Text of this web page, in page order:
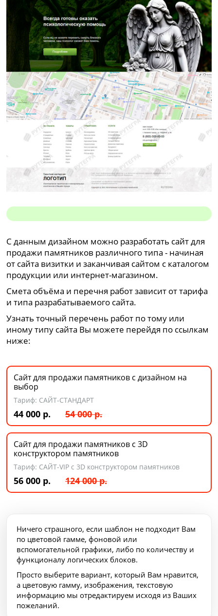
С данным дизайном можно разработать сайт для
продажи памятников различного типа - начиная
от сайта визитки и заканчивая сайтом с каталогом
продукции или интернет-магазином.
Смета объёма и перечня работ зависит от тарифа
и типа разрабатываемого сайта.
Узнать точный перечень работ по тому или
иному типу сайта Вы можете перейдя по ссылкам
ниже:
Сайт для продажи памятников с дизайном на
выбор
Тариф: САЙТ-СТАНДАРТ
44 000 р. 54 000р.
Сайт для продажи памятников с 3D
конструктором памятников
Тариф: САЙТ-VIP с 3D конструктором памятников
56 000 р. 124 000р.
Ничего страшного, если шаблон не подходит Вам
по цветовой гамме, фоновой или
вспомогательной графики, либо по количеству и
функционалу логических блоков.
Просто выберите вариант, который Вам нравится,
а цветовую гамму, изображения, текстовую
информацию мы отредактируем исходя из Ваших
пожеланий.